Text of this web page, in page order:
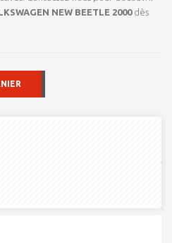
NEW BEETLE 2000dès